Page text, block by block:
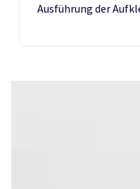
Ausführung der